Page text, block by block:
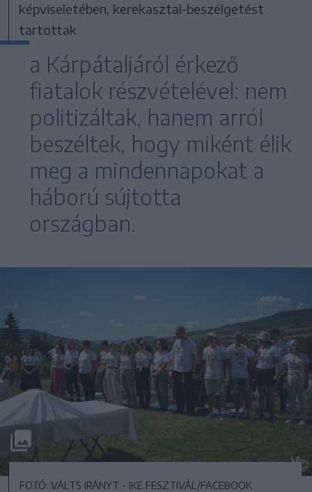
képviseletében, kerekasztal-beszélgetést
tartottak
a Kárpátaljáról érkező
fiatalok részvételével: nem
politizáltak, hanem arról
beszéltek, hogy miként élik
meg a mindennapokat a
háború sújtotta
országban.
FOTÓ: VÁLTS IRÁNYT - IKE FESZTIVÁL/FACEBOOK